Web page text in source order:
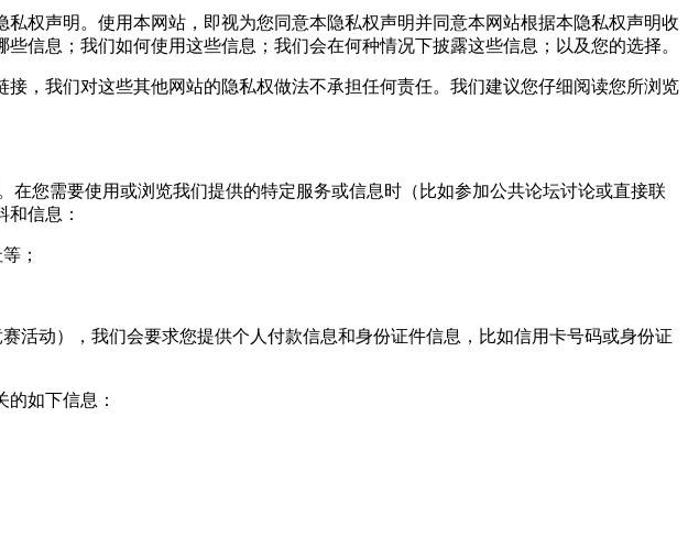
权声明。使用本网站，即视为您同意本隐私权声明并同意本网站根据本隐私权声明收
信息；我们如何使用这些信息；我们会在何种情况下披露这些信息；以及您的选择。
我们对这些其他网站的隐私权做法不承担任何责任。我们建议您仔细阅读您所浏览
您需要使用或浏览我们提供的特定服务或信息时（比如参加公共论坛讨论或直接联
信息：
；
动），我们会要求您提供个人付款信息和身份证件信息，比如信用卡号码或身份证
如下信息：